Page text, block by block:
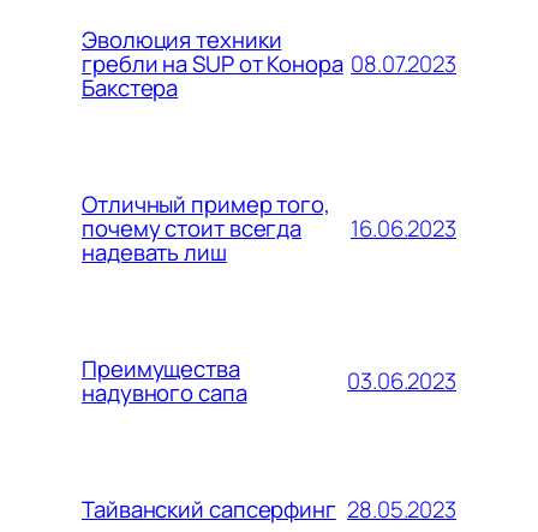
Эволюция техники
гребли на SUP от Конора
Бакстера
08.07.2023
Отличный пример того,
почему стоит всегда
надевать лиш
16.06.2023
Преимущества
надувного сапа 03.06.2023
Тайванский сапсерфинг 28.05.2023